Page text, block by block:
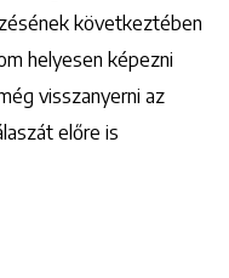
következtében
helyesen képezni
visszanyerni az
előre is